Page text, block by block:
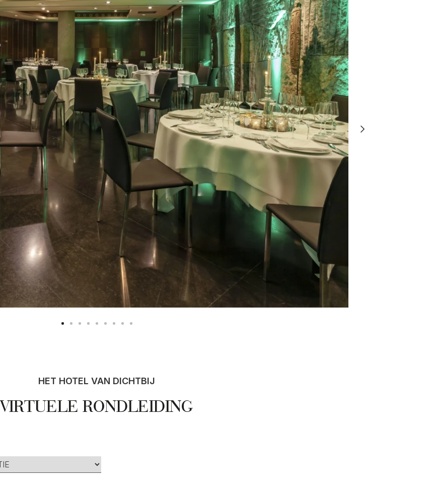
HET HOTEL VAN DICHTBIJ
VIRTUELE RONDLEIDING